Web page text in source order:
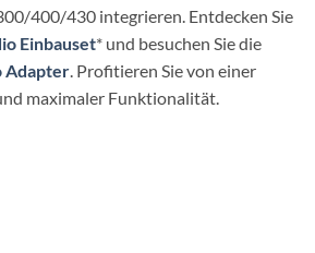
400/430 integrieren. Entdecken Sie
Einbauset* und besuchen Sie die
Adapter. Profitieren Sie von einer
maximaler Funktionalität.